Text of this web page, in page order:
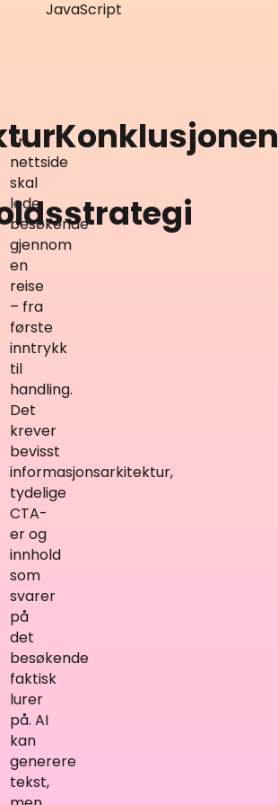
JavaScript
En
nettside
skal
lede
besøkende
gjennom
en
reise
– fra
første
inntrykk
til
handling.
Det
krever
bevisst
informasjonsarkitektur,
tydelige
CTA-
er og
innhold
som
svarer
på
det
besøkende
faktisk
lurer
på. AI
kan
generere
tekst,
Konklusjonen